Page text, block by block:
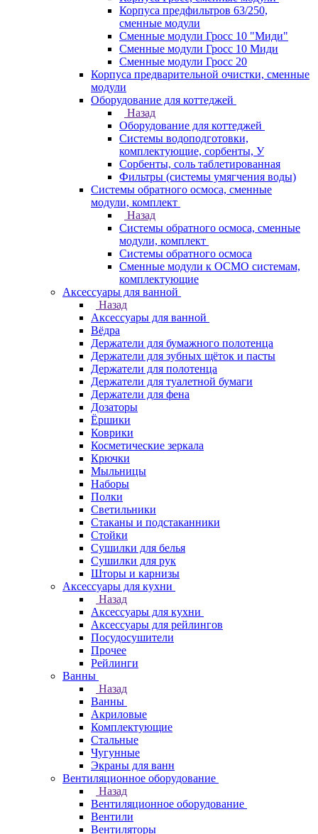
Корпуса предфильтров 63/250,
сменные модули
Сменные модули Гросс 10 "Миди"
Сменные модули Гросс 10 Миди
Сменные модули Гросс 20
Корпуса предварительной очистки, сменные
модули
Оборудование для коттеджей
Назад
Оборудование для коттеджей
Системы водоподготовки,
комплектующие, сорбенты, У
Сорбенты, соль таблетированная
Фильтры (системы умягчения воды)
Системы обратного осмоса, сменные
модули, комплект
Назад
Системы обратного осмоса, сменные
модули, комплект
Системы обратного осмоса
Сменные модули к ОСМО системам,
комплектующие
Аксессуары для ванной
Назад
Аксессуары для ванной
Вёдра
Держатели для бумажного полотенца
Держатели для зубных щёток и пасты
Держатели для полотенца
Держатели для туалетной бумаги
Держатели для фена
Дозаторы
Ёршики
Коврики
Косметические зеркала
Крючки
Мыльницы
Наборы
Полки
Светильники
Стаканы и подстаканники
Стойки
Сушилки для белья
Сушилки для рук
Шторы и карнизы
Аксессуары для кухни
Назад
Аксессуары для кухни
Аксессуары для рейлингов
Посудосушители
Прочее
Рейлинги
Ванны
Назад
Ванны
Акриловые
Комплектующие
Стальные
Чугунные
Экраны для ванн
Вентиляционное оборудование
Назад
Вентиляционное оборудование
Вентили
Вентиляторы